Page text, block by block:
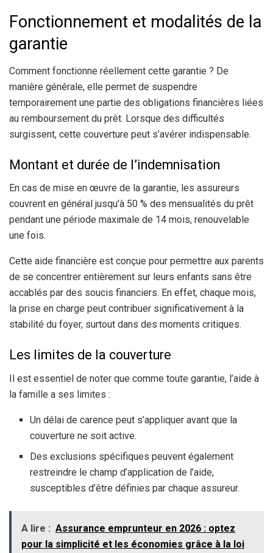
Fonctionnement et modalités de la
garantie
Comment fonctionne réellement cette garantie ? De
manière générale, elle permet de suspendre
temporairement une partie des obligations financières liées
au remboursement du prêt. Lorsque des difficultés
surgissent, cette couverture peut s’avérer indispensable.
Montant et durée de l’indemnisation
En cas de mise en œuvre de la garantie, les assureurs
couvrent en général jusqu’à 50 % des mensualités du prêt
pendant une période maximale de 14 mois, renouvelable
une fois.
Cette aide financière est conçue pour permettre aux parents
de se concentrer entièrement sur leurs enfants sans être
accablés par des soucis financiers. En effet, chaque mois,
la prise en charge peut contribuer significativement à la
stabilité du foyer, surtout dans des moments critiques.
Les limites de la couverture
Il est essentiel de noter que comme toute garantie, l’aide à
la famille a ses limites :
Un délai de carence peut s’appliquer avant que la
couverture ne soit active.
Des exclusions spécifiques peuvent également
restreindre le champ d’application de l’aide,
susceptibles d’être définies par chaque assureur.
A lire : Assurance emprunteur en 2026 : optez
pour la simplicité et les économies grâce à la loi